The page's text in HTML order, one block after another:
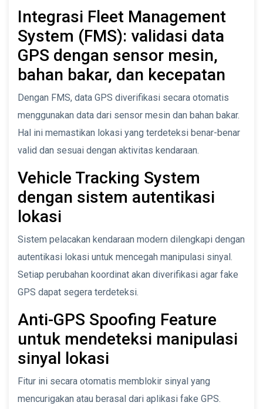
Integrasi Fleet Management
System (FMS): validasi data
GPS dengan sensor mesin,
bahan bakar, dan kecepatan
Dengan FMS, data GPS diverifikasi secara otomatis
menggunakan data dari sensor mesin dan bahan bakar.
Hal ini memastikan lokasi yang terdeteksi benar-benar
valid dan sesuai dengan aktivitas kendaraan.
Vehicle Tracking System
dengan sistem autentikasi
lokasi
Sistem pelacakan kendaraan modern dilengkapi dengan
autentikasi lokasi untuk mencegah manipulasi sinyal.
Setiap perubahan koordinat akan diverifikasi agar fake
GPS dapat segera terdeteksi.
Anti-GPS Spoofing Feature
untuk mendeteksi manipulasi
sinyal lokasi
Fitur ini secara otomatis memblokir sinyal yang
mencurigakan atau berasal dari aplikasi fake GPS.